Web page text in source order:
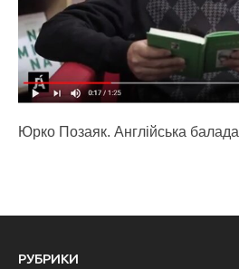
Юрко Позаяк. Англійська балада
РУБРИКИ